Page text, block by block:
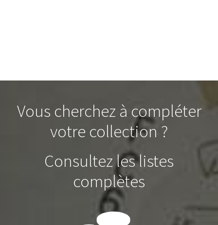
Vous cherchez à compléter
votre collection ?
Consultez les listes
complètes